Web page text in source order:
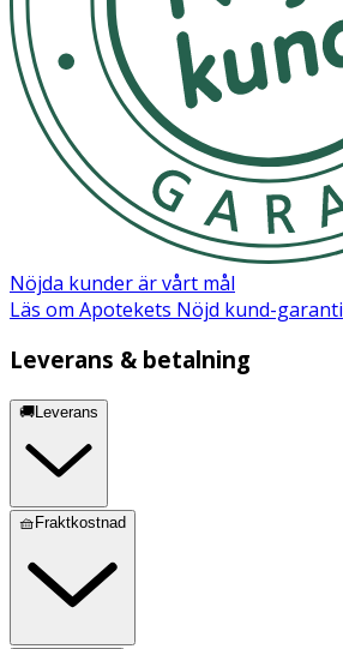
Nöjda kunder är vårt mål
Läs om Apotekets Nöjd kund-garanti
Leverans & betalning
🚚Leverans
🧺Fraktkostnad